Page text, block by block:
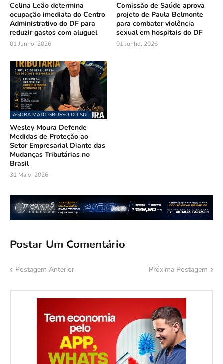
Celina Leão determina
ocupação imediata do Centro
Administrativo do DF para
reduzir gastos com aluguel
01 Junho, 2026
Comissão de Saúde aprova
projeto de Paula Belmonte
para combater violência
sexual em hospitais do DF
01 Junho, 2026
AGORA MATO GROSSO DO SUL
Wesley Moura Defende
Medidas de Proteção ao
Setor Empresarial Diante das
Mudanças Tributárias no
Brasil
31 Maio, 2026
Postar Um Comentário
Postagem Anterior Próxima Postagem